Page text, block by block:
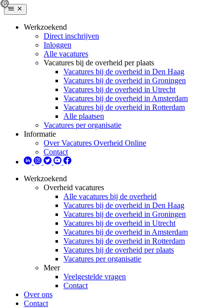
Werkzoekend
Direct inschrijven
Inloggen
Alle vacatures
Vacatures bij de overheid per plaats
Vacatures bij de overheid in Den Haag
Vacatures bij de overheid in Groningen
Vacatures bij de overheid in Utrecht
Vacatures bij de overheid in Amsterdam
Vacatures bij de overheid in Rotterdam
Alle plaatsen
Vacatures per organisatie
Informatie
Over Vacatures Overheid Online
Contact
Werkzoekend
Overheid vacatures
Alle vacatures bij de overheid
Vacatures bij de overheid in Den Haag
Vacatures bij de overheid in Groningen
Vacatures bij de overheid in Utrecht
Vacatures bij de overheid in Amsterdam
Vacatures bij de overheid in Rotterdam
Vacatures bij de overheid per plaats
Vacatures per organisatie
Meer
Veelgestelde vragen
Contact
Over ons
Contact